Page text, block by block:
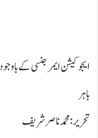
ایجوکیشن ایمرجنسی کے
باہر
تحریر :محمد ناصر شریف